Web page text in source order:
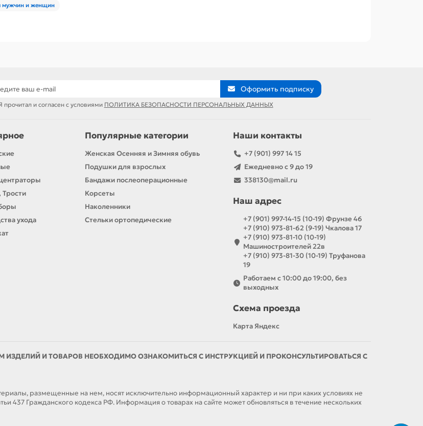
мужчин и женщин
Оформить подписку
прочитал и согласен с условиями ПОЛИТИКА БЕЗОПАСНОСТИ ПЕРСОНАЛЬНЫХ ДАННЫХ
ухода
Популярные категории
Женская Осенняя и Зимняя обувь
Подушки для взрослых
Бандажи послеоперационные
Корсеты
Наколенники
Стельки ортопедические
Наши контакты
+7 (901) 997 14 15
Ежедневно с 9 до 19
338130@mail.ru
Наш адрес
+7 (901) 997-14-15 (10-19) Фрунзе 46
+7 (910) 973-81-62 (9-19) Чкалова 17
+7 (910) 973-81-10 (10-19)
Машиностроителей 22в
+7 (910) 973-81-30 (10-19) Труфанова
19
Работаем с 10:00 до 19:00, без
выходных
Схема проезда
Карта Яндекс
И ТОВАРОВ НЕОБХОДИМО ОЗНАКОМИТЬСЯ С ИНСТРУКЦИЕЙ И ПРОКОНСУЛЬТИРОВАТЬСЯ С
размещенные на нем, носят исключительно информационный характер и ни при каких условиях не
437 Гражданского кодекса РФ. Информация о товарах на сайте может обновляться в течение нескольких